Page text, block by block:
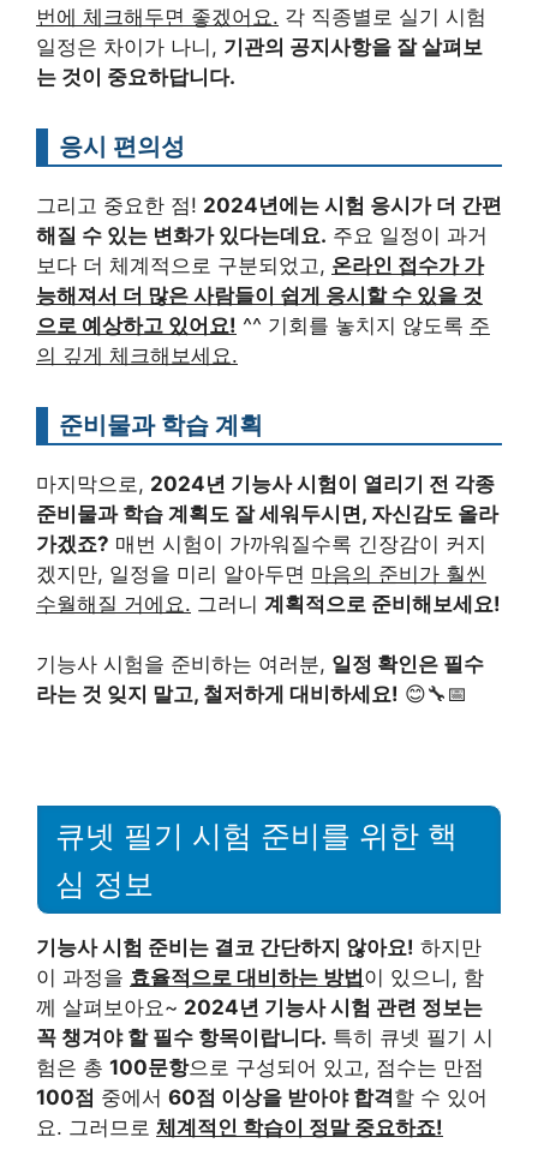
번에 체크해두면 좋겠어요. 각 직종별로 실기 시험
일정은 차이가 나니, 기관의 공지사항을 잘 살펴보
는 것이 중요하답니다.
응시 편의성
그리고 중요한 점! 2024년에는 시험 응시가 더 간편
해질 수 있는 변화가 있다는데요. 주요 일정이 과거
보다 더 체계적으로 구분되었고, 온라인 접수가 가
능해져서 더 많은 사람들이 쉽게 응시할 수 있을 것
으로 예상하고 있어요! ^^ 기회를 놓치지 않도록 주
의 깊게 체크해보세요.
준비물과 학습 계획
마지막으로, 2024년 기능사 시험이 열리기 전 각종
준비물과 학습 계획도 잘 세워두시면, 자신감도 올라
가겠죠? 매번 시험이 가까워질수록 긴장감이 커지
겠지만, 일정을 미리 알아두면 마음의 준비가 훨씬
수월해질 거에요. 그러니 계획적으로 준비해보세요!
기능사 시험을 준비하는 여러분, 일정 확인은 필수
라는 것 잊지 말고, 철저하게 대비하세요! 😊🔧📅
큐넷 필기 시험 준비를 위한 핵
심 정보
기능사 시험 준비는 결코 간단하지 않아요! 하지만
이 과정을 효율적으로 대비하는 방법 이 있으니, 함
께 살펴보아요~ 2024년 기능사 시험 관련 정보는
꼭 챙겨야 할 필수 항목이랍니다. 특히 큐넷 필기 시
험은 총 100문항으로 구성되어 있고, 점수는 만점
100점 중에서 60점 이상을 받아야 합격할 수 있어
요. 그러므로 체계적인 학습이 정말 중요하죠!